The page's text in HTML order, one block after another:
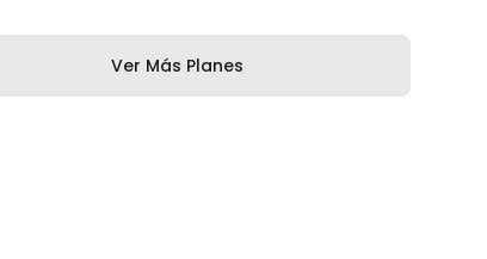
Ver Más Planes